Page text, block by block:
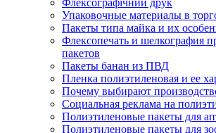
Упаковочные материалы в
Пакеты типа майка и их
Флексопечать и шелкография
пакетов
Пакеты банан из ПВД
Пленка полиэтиленовая и ее
Почему выбирают
Социальная реклама на
Полиэтиленовые пакеты для
Полиэтиленовые пакеты для